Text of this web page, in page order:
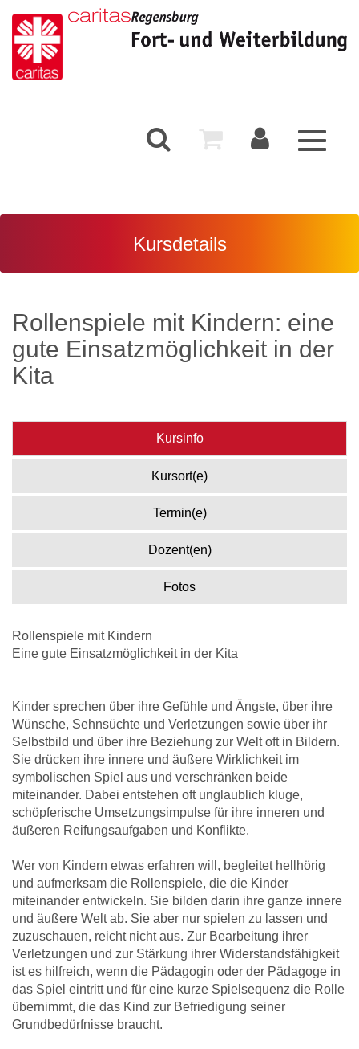
Toggle
Kursdetails
Rollenspiele mit Kindern: eine
gute Einsatzmöglichkeit in der
Kita
Kursinfo
Kursort(e)
Termin(e)
Dozent(en)
Fotos
Rollenspiele mit Kindern
Eine gute Einsatzmöglichkeit in der Kita
Kinder sprechen über ihre Gefühle und Ängste, über ihre
Wünsche, Sehnsüchte und Verletzungen sowie über ihr
Selbstbild und über ihre Beziehung zur Welt oft in Bildern.
Sie drücken ihre innere und äußere Wirklichkeit im
symbolischen Spiel aus und verschränken beide
miteinander. Dabei entstehen oft unglaublich kluge,
schöpferische Umsetzungsimpulse für ihre inneren und
äußeren Reifungsaufgaben und Konflikte.
Wer von Kindern etwas erfahren will, begleitet hellhörig
und aufmerksam die Rollenspiele, die die Kinder
miteinander entwickeln. Sie bilden darin ihre ganze innere
und äußere Welt ab. Sie aber nur spielen zu lassen und
zuzuschauen, reicht nicht aus. Zur Bearbeitung ihrer
Verletzungen und zur Stärkung ihrer Widerstandsfähigkeit
ist es hilfreich, wenn die Pädagogin oder der Pädagoge in
das Spiel eintritt und für eine kurze Spielsequenz die Rolle
übernimmt, die das Kind zur Befriedigung seiner
Grundbedürfnisse braucht.